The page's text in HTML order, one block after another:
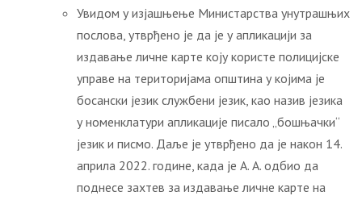
Увидом у изјашњење Министарства унутрашњих
послова, утврђено је да је у апликацији за
издавање личне карте коју користе полицијске
управе на територијама општина у којима је
босански језик службени језик, као назив језика
у номенклатури апликације писало „бошњачки“
језик и писмо. Даље је утврђено да је након 14.
априла 2022. године, када је А. А. одбио да
поднесе захтев за издавање личне карте на